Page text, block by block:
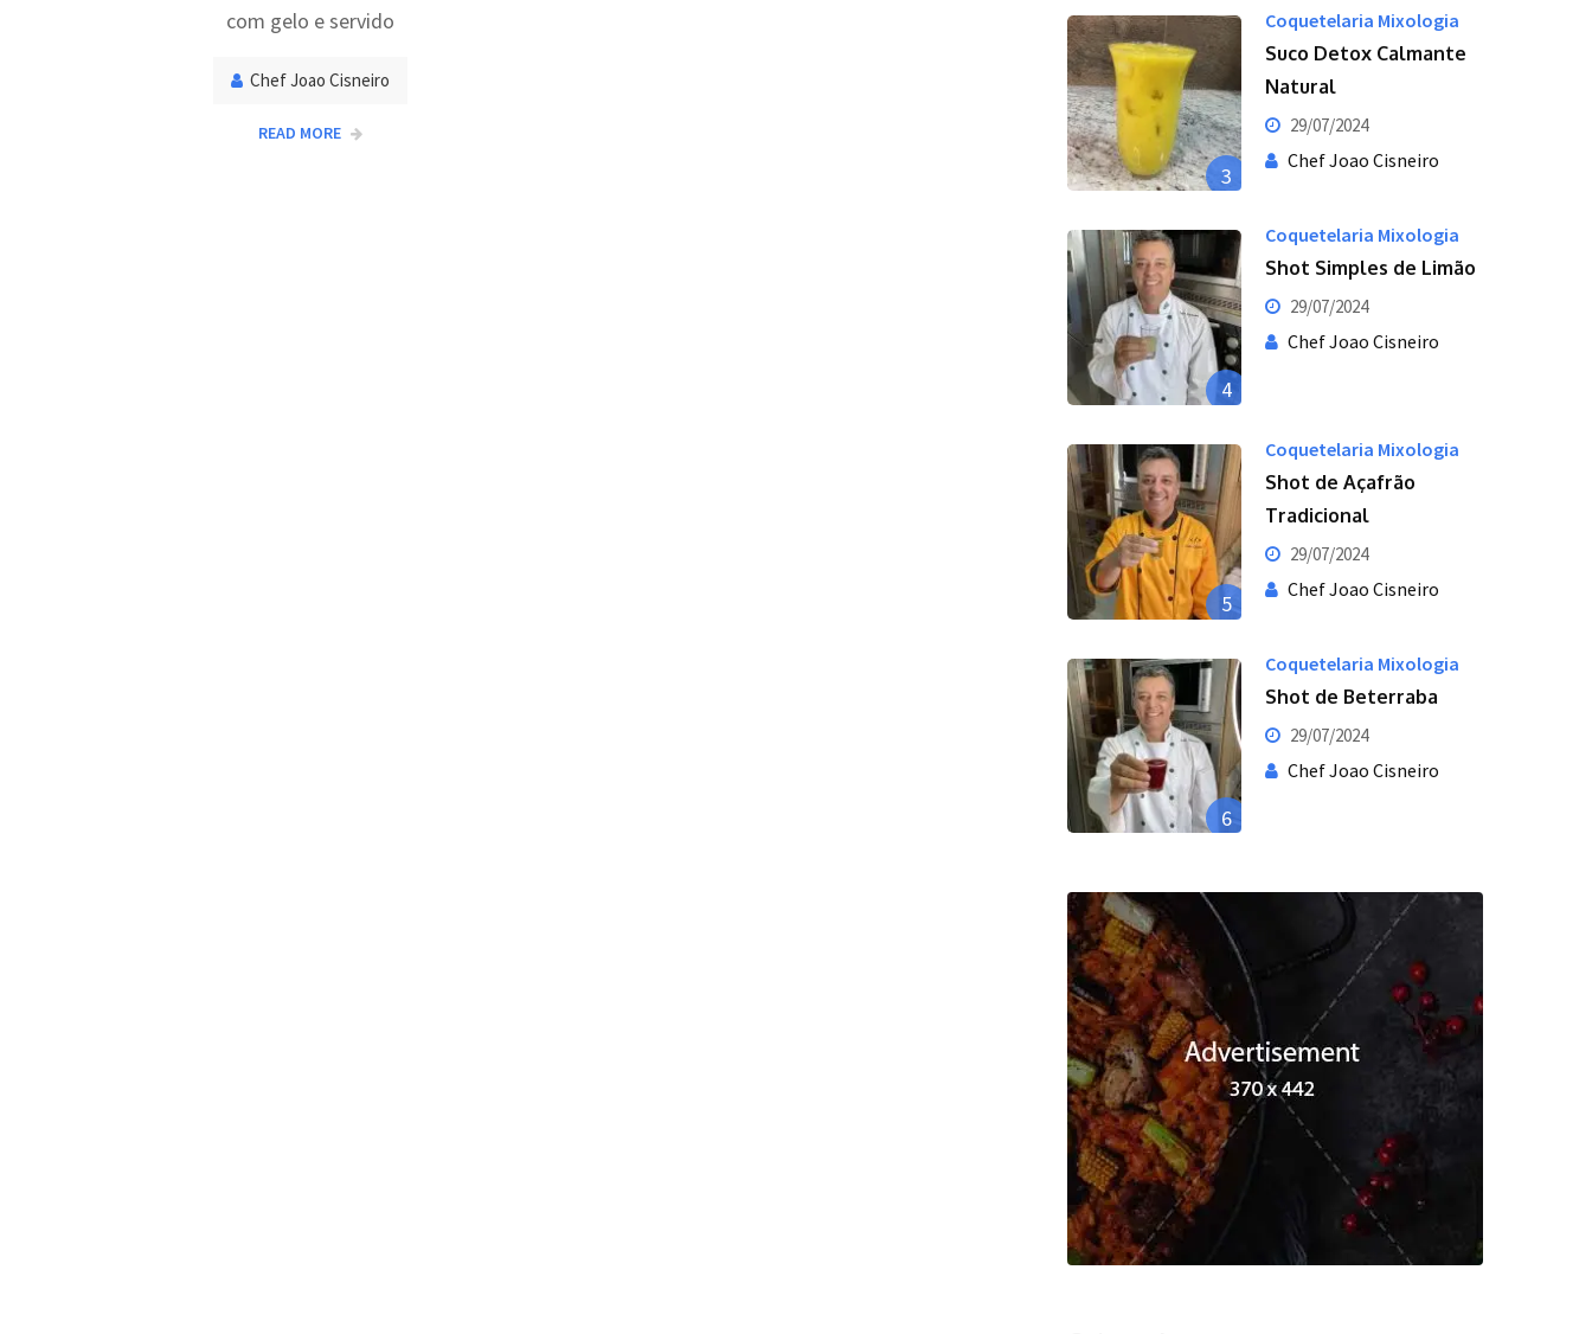
com gelo e servido
Chef Joao Cisneiro
READ MORE
3
Coquetelaria Mixologia
Suco Detox Calmante
Natural
29/07/2024
Chef Joao Cisneiro
4
Coquetelaria Mixologia
Shot Simples de Limão
29/07/2024
Chef Joao Cisneiro
5
Coquetelaria Mixologia
Shot de Açafrão
Tradicional
29/07/2024
Chef Joao Cisneiro
6
Coquetelaria Mixologia
Shot de Beterraba
29/07/2024
Chef Joao Cisneiro